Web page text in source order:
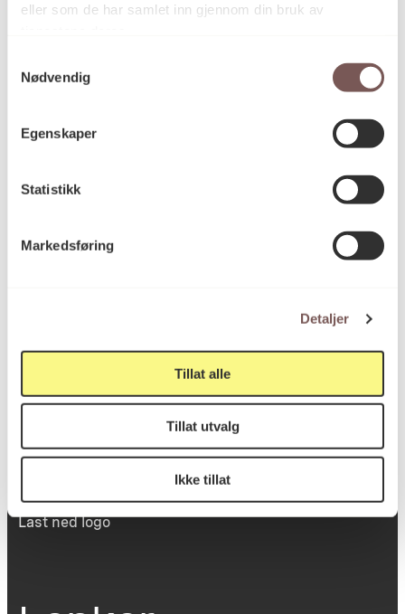
eller som de har samlet inn gjennom din bruk av
Nødvendig
Egenskaper
Statistikk
Markedsføring
Detaljer
Tillat alle
Tillat utvalg
Ikke tillat
inngang Løkkeveien,
Viktig info
Utbetaling og fakturering
Personvernerklæring
Dokumentasjonsskjema
Last ned logo